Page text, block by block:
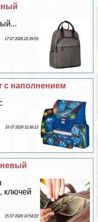
17 07 2026 22:39:55
с наполнением
16 07 2026 11:38:12
ключей
15 07 2026 10:54:22